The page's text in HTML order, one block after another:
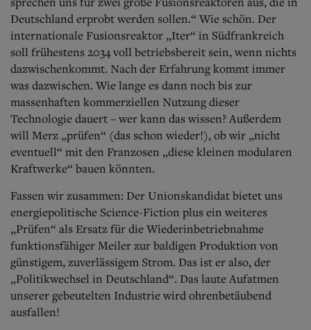
Deutschland erprobt werden sollen.“ Wie schön. Der
internationale Fusionsreaktor „Iter“ in Südfrankreich
soll frühestens 2034 voll betriebsbereit sein, wenn nichts
dazwischenkommt. Nach der Erfahrung kommt immer
was dazwischen. Wie lange es dann noch bis zur
massenhaften kommerziellen Nutzung dieser
Technologie dauert – wer kann das wissen? Außerdem
will Merz „prüfen“ (das schon wieder!), ob wir „nicht
eventuell“ mit den Franzosen „diese kleinen modularen
Kraftwerke“ bauen könnten.
Fassen wir zusammen: Der Unionskandidat bietet uns
energiepolitische Science-Fiction plus ein weiteres
„Prüfen“ als Ersatz für die Wiederinbetriebnahme
funktionsfähiger Meiler zur baldigen Produktion von
günstigem, zuverlässigem Strom. Das ist er also, der
„Politikwechsel in Deutschland“. Das laute Aufatmen
unserer gebeutelten Industrie wird ohrenbetäubend
ausfallen!